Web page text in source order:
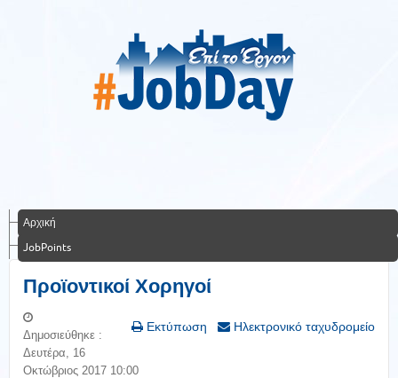
Αρχική
JobPoints
Προϊοντικοί Χορηγοί
Εκτύπωση Ηλεκτρονικό ταχυδρομείο
Δημοσιεύθηκε :
Δευτέρα, 16
Οκτώβριος 2017 10:00